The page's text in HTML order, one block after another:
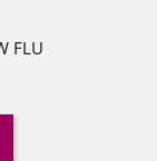
FLU